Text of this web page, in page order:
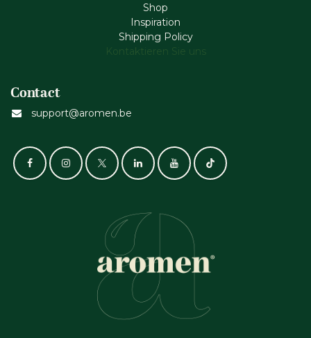
Shop
Inspiration
Shipping Policy
Kontaktieren Sie uns
Contact
support@aromen.be